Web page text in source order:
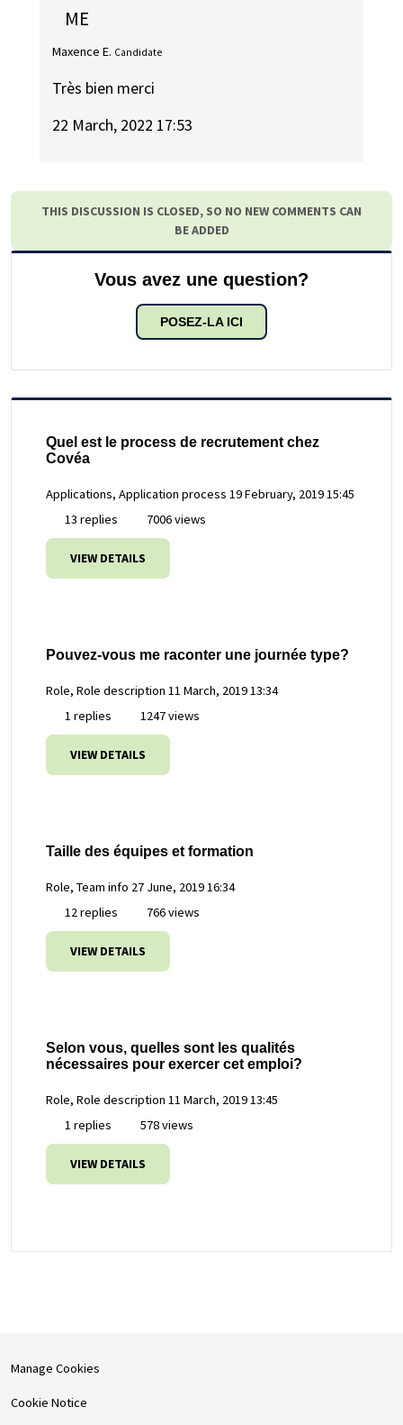
ME
Maxence E. Candidate
Très bien merci
22 March, 2022 17:53
THIS DISCUSSION IS CLOSED, SO NO NEW COMMENTS CAN
BE ADDED
Vous avez une question?
POSEZ-LA ICI
Quel est le process de recrutement chez
Covéa
Applications, Application process 19 February, 2019 15:45
13 replies
7006 views
VIEW DETAILS
Pouvez-vous me raconter une journée type?
Role, Role description 11 March, 2019 13:34
1 replies
1247 views
VIEW DETAILS
Taille des équipes et formation
Role, Team info 27 June, 2019 16:34
12 replies
766 views
VIEW DETAILS
Selon vous, quelles sont les qualités
nécessaires pour exercer cet emploi?
Role, Role description 11 March, 2019 13:45
1 replies
578 views
VIEW DETAILS
Manage Cookies
Cookie Notice